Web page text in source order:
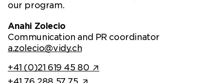
our program.
Anahi Zolecio
Communication and PR coordinator
a.zolecio@vidy.ch
+41 (0)21 619 45 80